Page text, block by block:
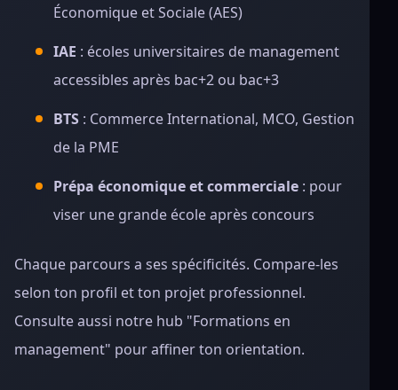
Économique et Sociale (AES)
IAE : écoles universitaires de management
accessibles après bac+2 ou bac+3
BTS : Commerce International, MCO, Gestion
de la PME
Prépa économique et commerciale : pour
viser une grande école après concours
Chaque parcours a ses spécificités. Compare-les
selon ton profil et ton projet professionnel.
Consulte aussi notre hub "Formations en
management" pour affiner ton orientation.